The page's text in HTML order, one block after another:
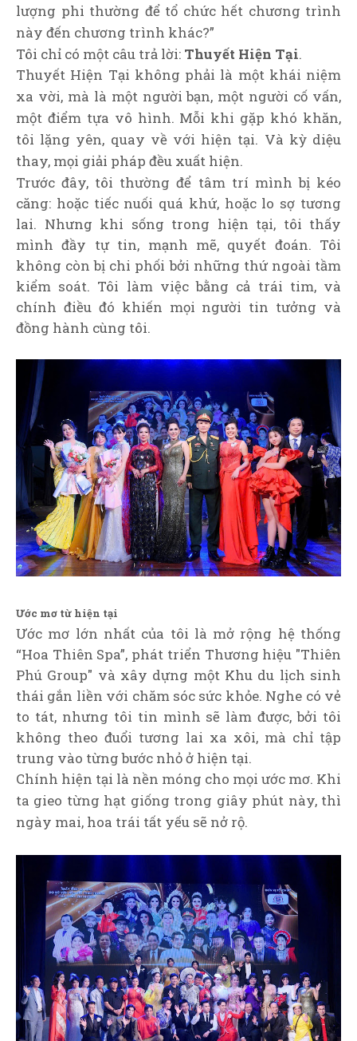
lượng phi thường để tổ chức hết chương trình
này đến chương trình khác?”
Tôi chỉ có một câu trả lời: Thuyết Hiện Tại.
Thuyết Hiện Tại không phải là một khái niệm
xa vời, mà là một người bạn, một người cố vấn,
một điểm tựa vô hình. Mỗi khi gặp khó khăn,
tôi lặng yên, quay về với hiện tại. Và kỳ diệu
thay, mọi giải pháp đều xuất hiện.
Trước đây, tôi thường để tâm trí mình bị kéo
căng: hoặc tiếc nuối quá khứ, hoặc lo sợ tương
lai. Nhưng khi sống trong hiện tại, tôi thấy
mình đầy tự tin, mạnh mẽ, quyết đoán. Tôi
không còn bị chi phối bởi những thứ ngoài tầm
kiểm soát. Tôi làm việc bằng cả trái tim, và
chính điều đó khiến mọi người tin tưởng và
đồng hành cùng tôi.
Ước mơ từ hiện tại
Ước mơ lớn nhất của tôi là mở rộng hệ thống
“Hoa Thiên Spa”, phát triển Thương hiệu "Thiên
Phú Group" và xây dựng một Khu du lịch sinh
thái gắn liền với chăm sóc sức khỏe. Nghe có vẻ
to tát, nhưng tôi tin mình sẽ làm được, bởi tôi
không theo đuổi tương lai xa xôi, mà chỉ tập
trung vào từng bước nhỏ ở hiện tại.
Chính hiện tại là nền móng cho mọi ước mơ. Khi
ta gieo từng hạt giống trong giây phút này, thì
ngày mai, hoa trái tất yếu sẽ nở rộ.